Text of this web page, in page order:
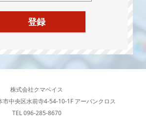
株式会社クマベイス
市中央区水前寺4-54-10-1F アーバンクロス
TEL 096-285-8670